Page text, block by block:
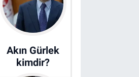
Akın Gürlek
kimdir?